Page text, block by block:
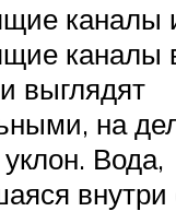
каналы
выглядят
на
Вода,
внутри